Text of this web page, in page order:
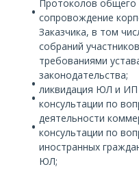
Протоколов общего
сопровождение
Заказчика, в том
собраний
требованиями
законодательства;
ликвидация ЮЛ и ИП
консультации по
деятельности
консультации по
иностранных
ЮЛ;